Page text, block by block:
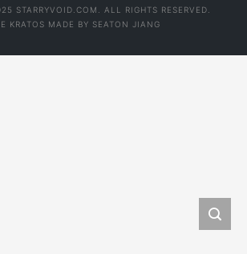
STARRYVOID.COM. ALL RIGHTS RESERVED.
KRATOS MADE BY SEATON JIANG